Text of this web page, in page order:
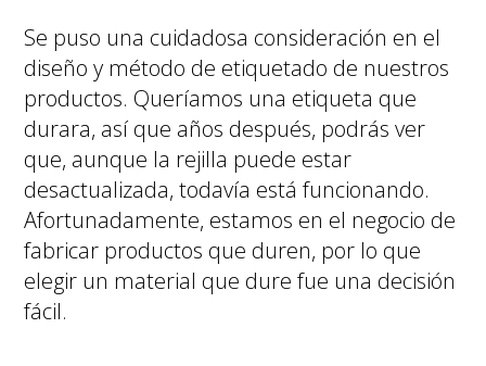
Se puso una cuidadosa consideración en el
diseño y método de etiquetado de nuestros
productos. Queríamos una etiqueta que
durara, así que años después, podrás ver
que, aunque la rejilla puede estar
desactualizada, todavía está funcionando.
Afortunadamente, estamos en el negocio de
fabricar productos que duren, por lo que
elegir un material que dure fue una decisión
fácil.